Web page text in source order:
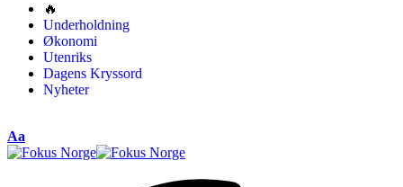
🔥
Underholdning
Økonomi
Utenriks
Dagens Kryssord
Nyheter
Aa